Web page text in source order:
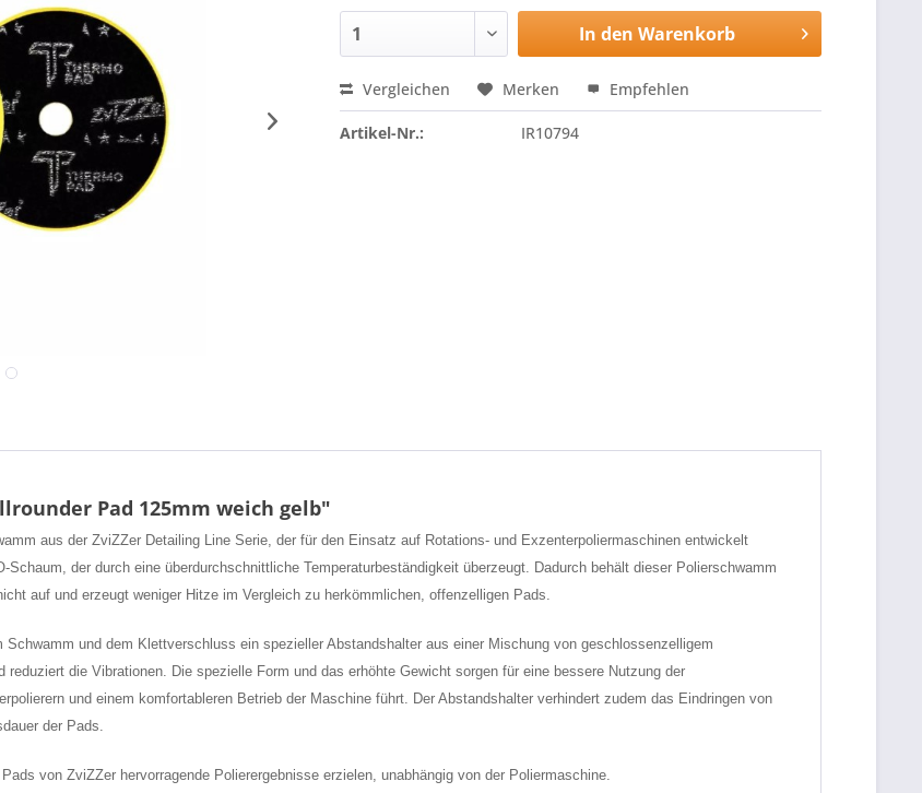
In den Warenkorb
Vergleichen Merken Empfehlen
Artikel-Nr.: IR10794
Pad 125mm weich gelb"
aus der ZviZZer Detailing Line Serie, der für den Einsatz auf Rotations- und Exzenterpoliermaschinen entwickelt
der durch eine überdurchschnittliche Temperaturbeständigkeit überzeugt. Dadurch behält dieser Polierschwamm
auf und erzeugt weniger Hitze im Vergleich zu herkömmlichen, offenzelligen Pads.
und dem Klettverschluss ein spezieller Abstandshalter aus einer Mischung von geschlossenzelligem
die Vibrationen. Die spezielle Form und das erhöhte Gewicht sorgen für eine bessere Nutzung der
und einem komfortableren Betrieb der Maschine führt. Der Abstandshalter verhindert zudem das Eindringen von
der Pads.
von ZviZZer hervorragende Polierergebnisse erzielen, unabhängig von der Poliermaschine.